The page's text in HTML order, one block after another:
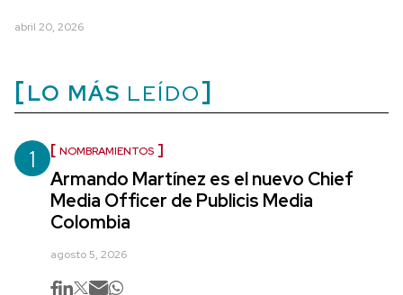
abril 20, 2026
LO MÁS LEÍDO
1 NOMBRAMIENTOS
Armando Martínez es el nuevo Chief
Media Officer de Publicis Media
Colombia
agosto 5, 2026